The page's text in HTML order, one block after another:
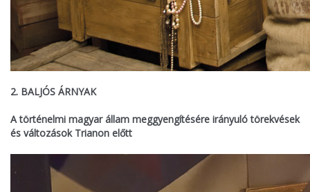
2. BALJÓS ÁRNYAK
A történelmi magyar állam meggyengítésére irányuló törekvések
és változások Trianon előtt